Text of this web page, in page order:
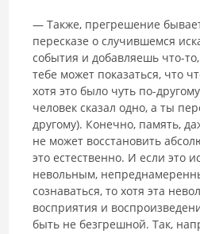
― Также, прегрешение
пересказе о случившемся
события и добавляешь что-
тебе может показаться, что
хотя это было чуть по-
человек сказал одно, а ты
другому). Конечно, память,
не может восстановить
это естественно. И если это
невольным,
сознаваться, то хотя эта
восприятия и
быть не безгрешной. Так,